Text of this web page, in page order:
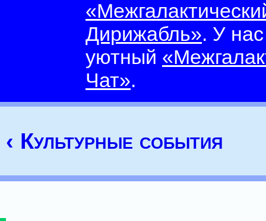
Дирижабль». У
уютный
Чат».
‹ Культурные события